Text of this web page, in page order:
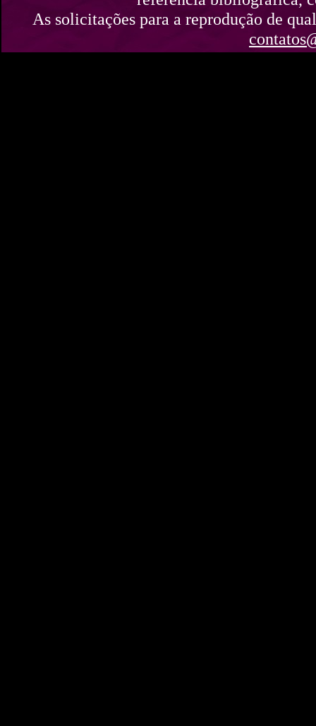
As solicitações para a reprodução de